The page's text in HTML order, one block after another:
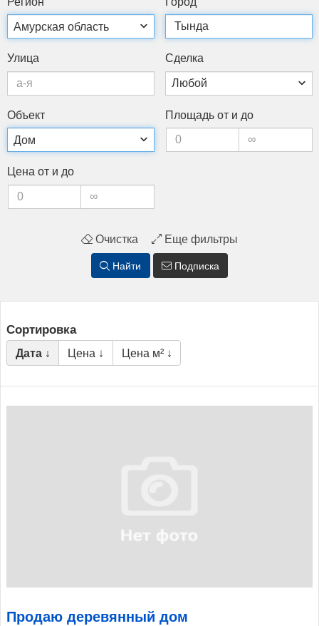
Ули­ца Сдел­ка
Объ­ект Пло­щадь от и до
Це­на от и до
Очистка Еще фильтры
Найти Подписка
Сортировка
Дата ↓ Цена ↓ Цена м² ↓
Продаю деревянный дом